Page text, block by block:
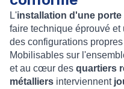
L'installation d'une porte
faire technique éprouvé
des configurations
Mobilisables sur
et au cœur des quartiers
métalliers interviennent